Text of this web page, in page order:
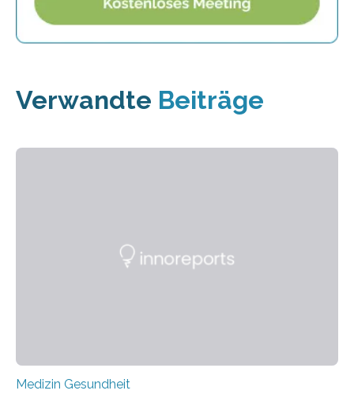
Verwandte Beiträge
Medizin Gesundheit